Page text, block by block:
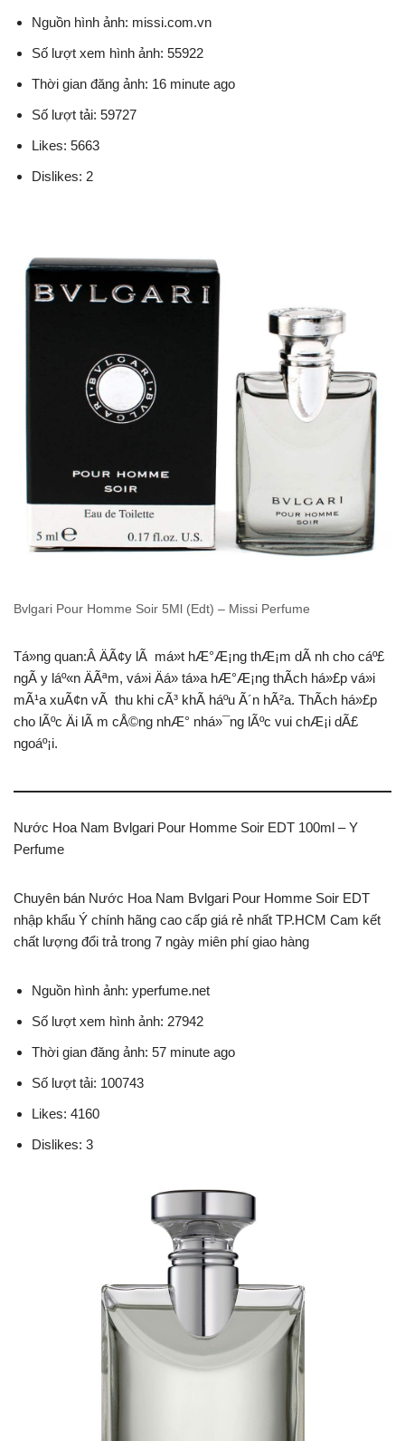
Nguồn hình ảnh: missi.com.vn
Số lượt xem hình ảnh: 55922
Thời gian đăng ảnh: 16 minute ago
Số lượt tải: 59727
Likes: 5663
Dislikes: 2
Bvlgari Pour Homme Soir 5Ml (Edt) – Missi Perfume
Tá»ng quan:Â ÄÃ¢y lÃ má»t hÆ°Æ¡ng thÆ¡m dÃ nh cho cáº£
ngÃ y láº«n ÄÃªm, vá»i Äá» tá»a hÆ°Æ¡ng thÃ­ch há»£p vá»i
mÃ¹a xuÃ¢n vÃ thu khi cÃ³ khÃ­ háº­u Ã´n hÃ²a. ThÃ­ch há»£p
cho lÃºc Äi lÃ m cÅ©ng nhÆ° nhá»¯ng lÃºc vui chÆ¡i dÃ£
ngoáº¡i.
Nước Hoa Nam Bvlgari Pour Homme Soir EDT 100ml – Y
Perfume
Chuyên bán Nước Hoa Nam Bvlgari Pour Homme Soir EDT
nhập khẩu Ý chính hãng cao cấp giá rẻ nhất TP.HCM Cam kết
chất lượng đổi trả trong 7 ngày miên phí giao hàng
Nguồn hình ảnh: yperfume.net
Số lượt xem hình ảnh: 27942
Thời gian đăng ảnh: 57 minute ago
Số lượt tải: 100743
Likes: 4160
Dislikes: 3